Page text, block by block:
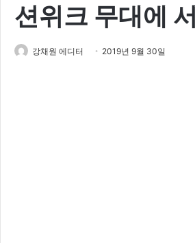
션위크 무대에
강채원 에디터 2019년 9월 30일